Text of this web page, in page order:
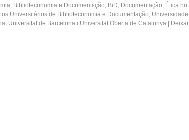
, Biblioteconomia e Documentação, BiD, Documentação, Ética no
Universitários de Biblioteconomia e Documentação, Universidade
, Universitat de Barcelona i Universitat Oberta de Catalunya
Deixar